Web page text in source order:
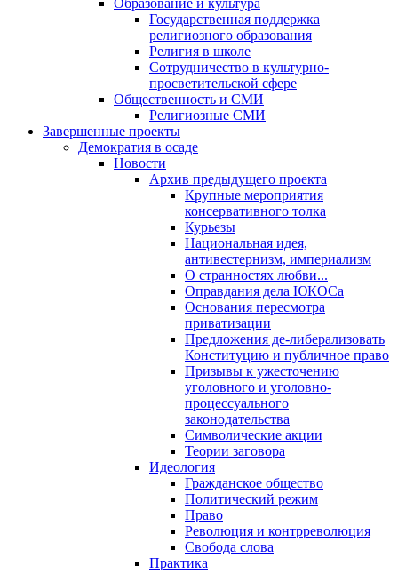
Образование и культура
Государственная поддержка
религиозного образования
Религия в школе
Сотрудничество в культурно-
просветительской сфере
Общественность и СМИ
Религиозные СМИ
Завершенные проекты
Демократия в осаде
Новости
Архив предыдущего проекта
Крупные мероприятия
консервативного толка
Курьезы
Национальная идея,
антивестернизм, империализм
О странностях любви...
Оправдания дела ЮКОСа
Основания пересмотра
приватизации
Предложения де-либерализовать
Конституцию и публичное право
Призывы к ужесточению
уголовного и уголовно-
процессуального
законодательства
Символические акции
Теории заговора
Идеология
Гражданское общество
Политический режим
Право
Революция и контрреволюция
Свобода слова
Практика